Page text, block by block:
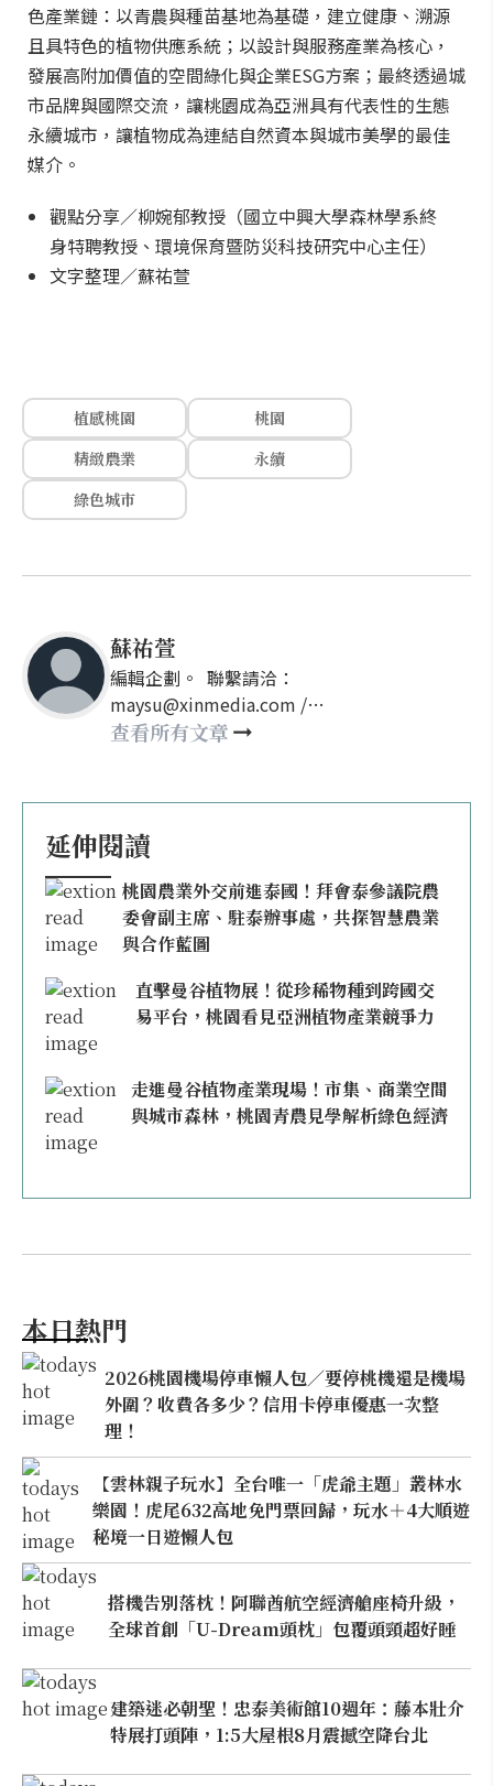
色產業鏈：以青農與種苗基地為基礎，建立健康、溯源
且具特色的植物供應系統；以設計與服務產業為核心，
發展高附加價值的空間綠化與企業ESG方案；最終透過城
市品牌與國際交流，讓桃園成為亞洲具有代表性的生態
永續城市，讓植物成為連結自然資本與城市美學的最佳
媒介。
觀點分享／柳婉郁教授（國立中興大學森林學系終
身特聘教授、環境保育暨防災科技研究中心主任）
文字整理／蘇祐萱
植感桃園
桃園
精緻農業
永續
綠色城市
蘇祐萱
編輯企劃。 聯繫請洽：
maysu@xinmedia.com /
may860527@gmail.com
查看所有文章
延伸閱讀
桃園農業外交前進泰國！拜會泰參議院農
委會副主席、駐泰辦事處，共探智慧農業
與合作藍圖
直擊曼谷植物展！從珍稀物種到跨國交
易平台，桃園看見亞洲植物產業競爭力
走進曼谷植物產業現場！市集、商業空間
與城市森林，桃園青農見學解析綠色經濟
本日熱門
2026桃園機場停車懶人包／要停桃機還是機場
外圍？收費各多少？信用卡停車優惠一次整
理！
【雲林親子玩水】全台唯一「虎爺主題」叢林水
樂園！虎尾632高地免門票回歸，玩水＋4大順遊
秘境一日遊懶人包
搭機告別落枕！阿聯酋航空經濟艙座椅升級，
全球首創「U-Dream頭枕」包覆頭頸超好睡
建築迷必朝聖！忠泰美術館10週年：藤本壯介
特展打頭陣，1:5大屋根8月震撼空降台北